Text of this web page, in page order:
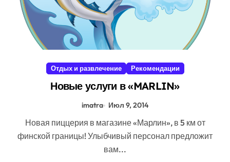
Отдых и развлечение Рекомендации
Новые услуги в «MARLIN»
imatra Июл 9, 2014
Новая пиццерия в магазине «Марлин», в 5 км от
финской границы! Улыбчивый персонал предложит
вам...